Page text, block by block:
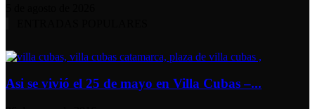
Asi se vivió el 25 de mayo en Villa Cubas –...